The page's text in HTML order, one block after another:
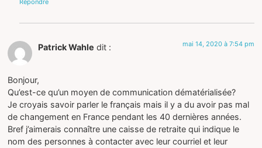
Répondre
Patrick Wahle dit : mai 14, 2020 à 7:54 pm
Bonjour,
Qu’est-ce qu’un moyen de communication dématérialisée?
Je croyais savoir parler le français mais il y a du avoir pas mal
de changement en France pendant les 40 dernières années.
Bref j’aimerais connaître une caisse de retraite qui indique le
nom des personnes à contacter avec leur courriel et leur